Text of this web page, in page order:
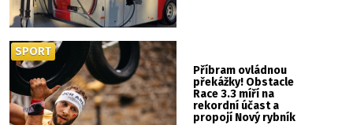
Příbram ovládnou
překážky! Obstacle
Race 3.3 míří na
rekordní účast a
propojí Nový rybník
SPORT